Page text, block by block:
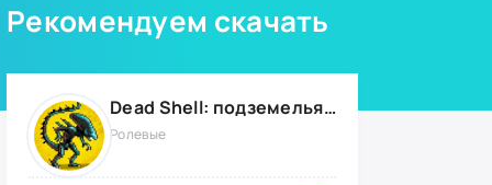
Рекомендуем скачать
Dead Shell: подземелья мертвых {ВЗЛОМ: на деньги}
Ролевые